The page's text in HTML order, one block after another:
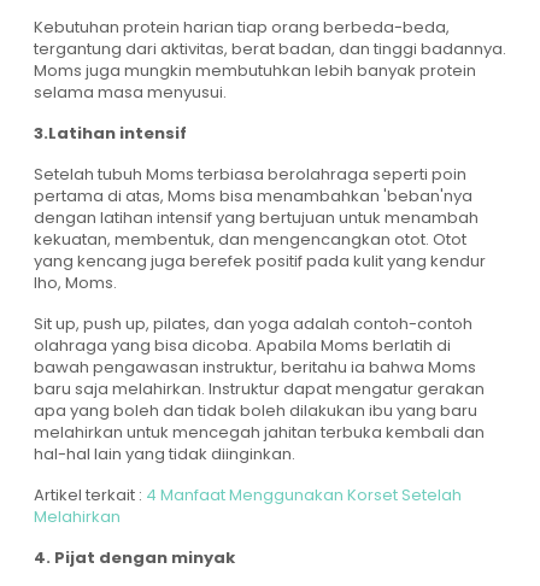
Kebutuhan protein harian tiap orang berbeda-beda,
tergantung dari aktivitas, berat badan, dan tinggi badannya.
Moms juga mungkin membutuhkan lebih banyak protein
selama masa menyusui.
3.Latihan intensif
Setelah tubuh Moms terbiasa berolahraga seperti poin
pertama di atas, Moms bisa menambahkan 'beban'nya
dengan latihan intensif yang bertujuan untuk menambah
kekuatan, membentuk, dan mengencangkan otot. Otot
yang kencang juga berefek positif pada kulit yang kendur
lho, Moms.
Sit up, push up, pilates, dan yoga adalah contoh-contoh
olahraga yang bisa dicoba. Apabila Moms berlatih di
bawah pengawasan instruktur, beritahu ia bahwa Moms
baru saja melahirkan. Instruktur dapat mengatur gerakan
apa yang boleh dan tidak boleh dilakukan ibu yang baru
melahirkan untuk mencegah jahitan terbuka kembali dan
hal-hal lain yang tidak diinginkan.
Artikel terkait : 4 Manfaat Menggunakan Korset Setelah
Melahirkan
4. Pijat dengan minyak